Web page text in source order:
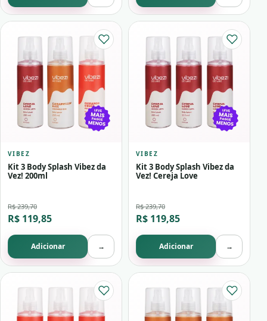
VIBEZ
Kit 3 Body Splash Vibez da
Vez! 200ml
R$ 239,70
R$ 119,85
Adicionar →
VIBEZ
Kit 3 Body Splash Vibez da
Vez! Cereja Love
R$ 239,70
R$ 119,85
Adicionar →